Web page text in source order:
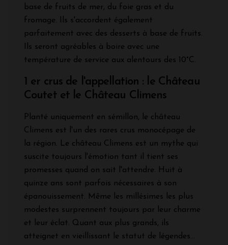
base de fruits de mer, du foie gras et du
fromage. Ils s'accordent également
parfaitement avec des desserts à base de fruits.
Ils seront agréables à boire avec une
température de service aux alentours des 10°C.
1 er crus de l'appellation : le Château
Coutet et le Château Climens
Planté uniquement en sémillon, le château
Climens est l'un des rares crus monocépage de
la région. Le château Climens est un mythe qui
suscite toujours l'émotion tant il tient ses
promesses quand on sait l'attendre. Huit à
quinze ans sont parfois nécessaires à son
épanouissement. Même les millésimes les plus
modestes surprennent toujours par leur charme
et leur éclat. Quant aux plus grands, ils
atteignet en vieillissant le statut de légendes...